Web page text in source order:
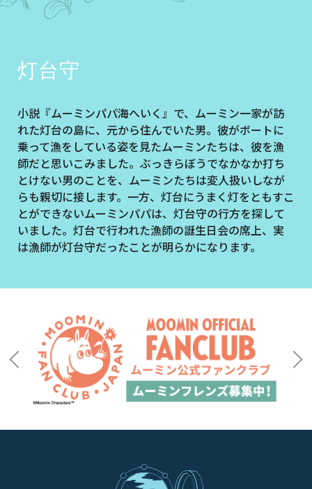
灯台守
小説『ムーミンパパ海へいく』で、ムーミン一家が訪
れた灯台の島に、元から住んでいた男。彼がボートに
乗って漁をしている姿を見たムーミンたちは、彼を漁
師だと思いこみました。ぶっきらぼうでなかなか打ち
とけない男のことを、ムーミンたちは変人扱いしなが
らも親切に接します。一方、灯台にうまく灯をともすこ
とができないムーミンパパは、灯台守の行方を探して
いました。灯台で行われた漁師の誕生日会の席上、実
は漁師が灯台守だったことが明らかになります。